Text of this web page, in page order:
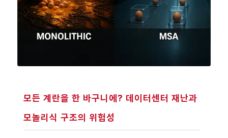
모든 계란을 한 바구니에? 데이터센터 재난과
모놀리식 구조의 위험성